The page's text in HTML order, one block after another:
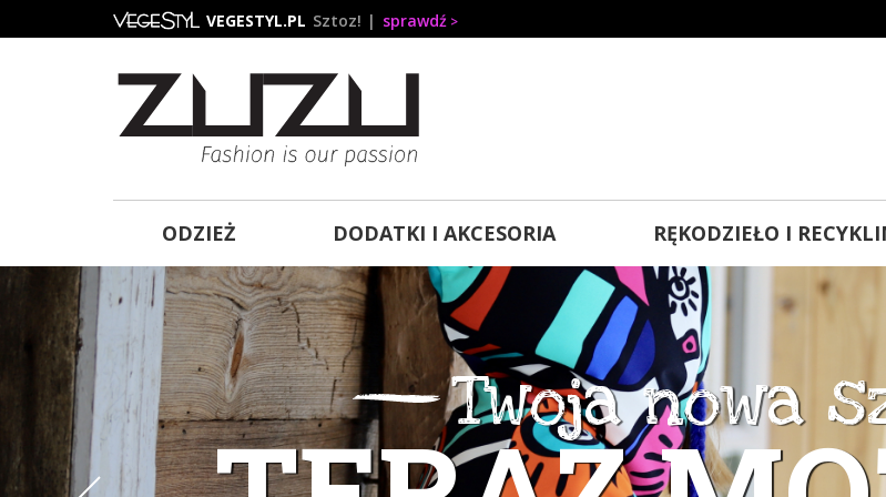
do
VEGESTYL.PL Sztoz! sprawdź
ODZIEŻ DODATKI I AKCESORIA RĘKODZIEŁO I
Twoja nowa
zuzu
KOLORY